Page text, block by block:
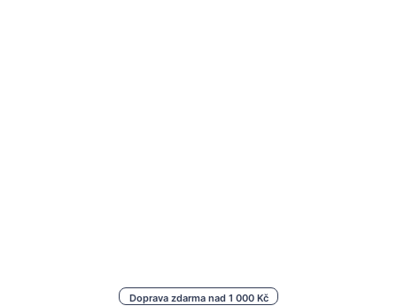
Doprava zdarma nad 1 000 Kč